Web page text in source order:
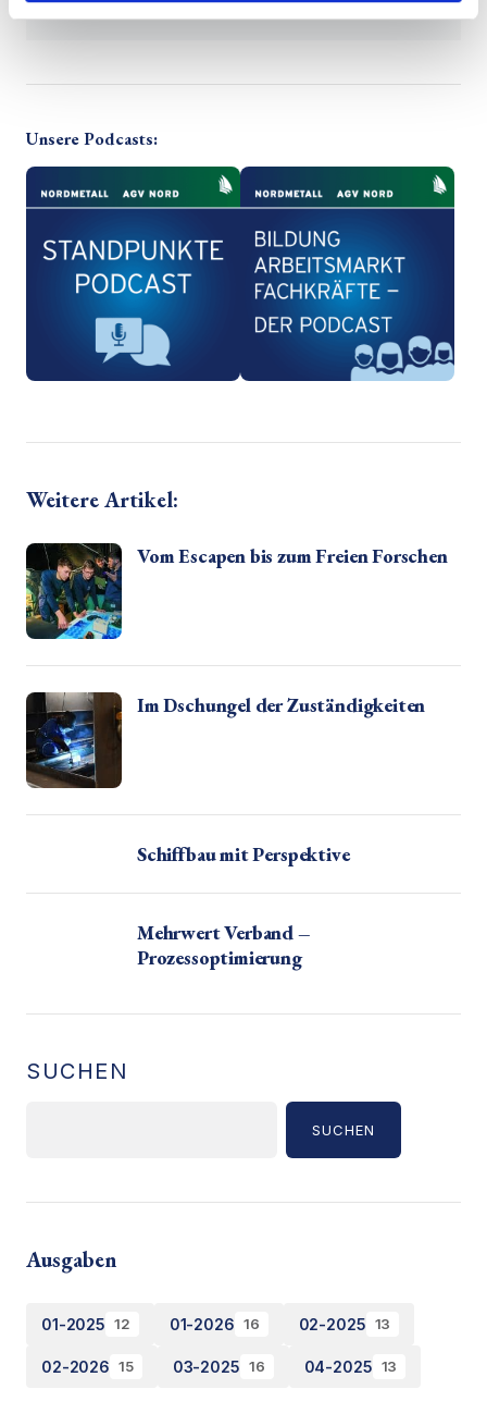
Unsere Podcasts:
Weitere Artikel:
Vom Escapen bis zum Freien Forschen
Im Dschungel der Zuständigkeiten
Schiffbau mit Perspektive
Mehrwert Verband –
Prozessoptimierung
SUCHEN
SUCHEN
Ausgaben
01-2025 12 01-2026 16 02-2025 13
02-2026 15 03-2025 16 04-2025 13